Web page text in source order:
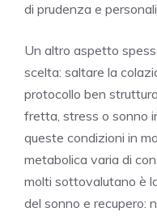
di prudenza e
Un altro aspetto
scelta: saltare la
protocollo ben
fretta, stress o sonno
queste condizioni in
metabolica varia di
molti sottovalutano è
del sonno e recupero: